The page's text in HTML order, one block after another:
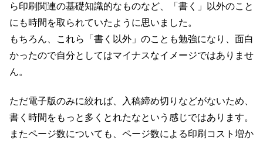
ら印刷関連の基礎知識的なものなど、「書く」以外のこと
にも時間を取られていたように思いました。
もちろん、これら「書く以外」のことも勉強になり、面白
かったので自分としてはマイナスなイメージではありませ
ん。
ただ電子版のみに絞れば、入稿締め切りなどがないため、
書く時間をもっと多くとれたなという感じではあります。
またページ数についても、ページ数による印刷コスト増か